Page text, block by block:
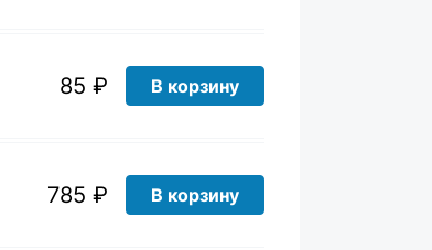
85 ₽ В корзину
785 ₽ В корзину